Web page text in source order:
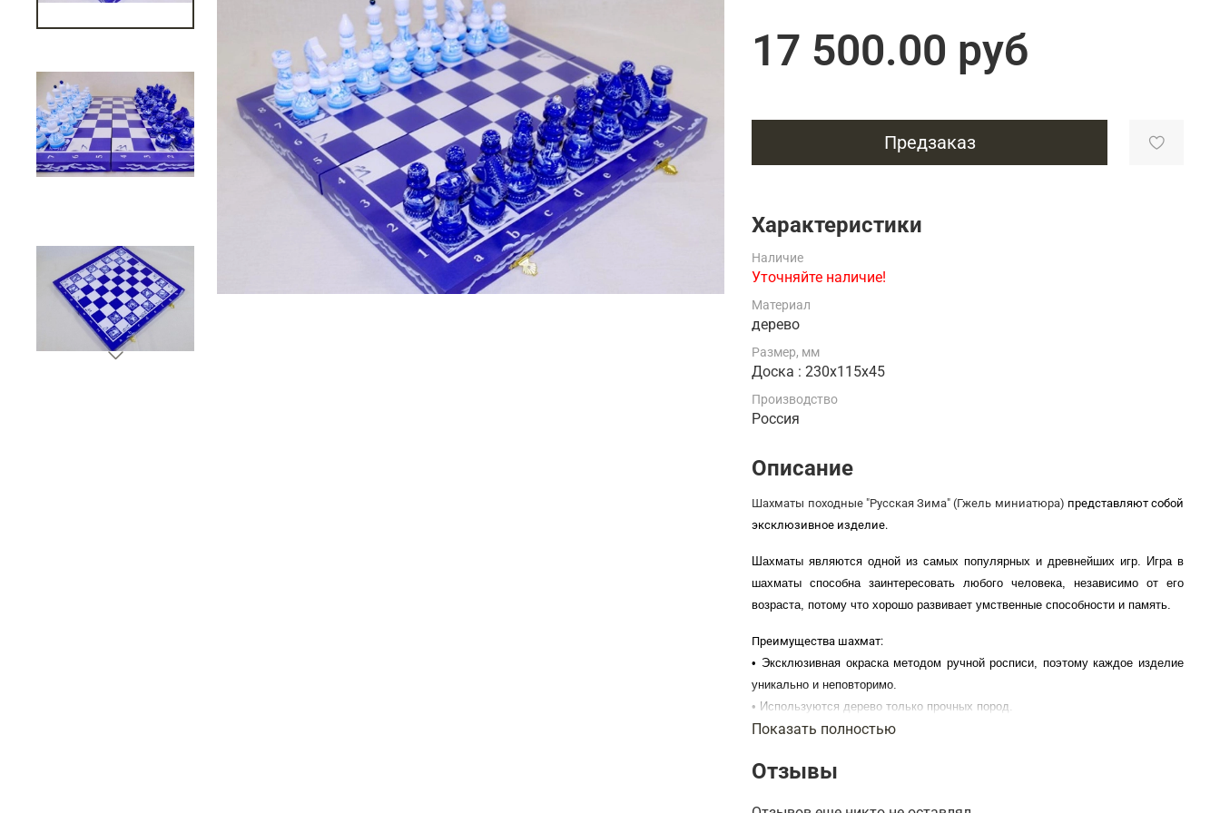
Подарки банковскому работнику
Подарки брокеру
Подарки директору/руководителю
Подарки страховщику
Подарки строителю
Подарки учителю
17 500.00 руб
Предзаказ
Характеристики
Наличие
Уточняйте наличие!
Материал
дерево
Размер, мм
Доска : 230х115х45
Производство
Россия
Описание
Шахматы походные "Русская Зима" (Гжель миниатюра) представляют собой
эксклюзивное изделие.
Шахматы являются одной из самых популярных и древнейших игр. Игра в
шахматы способна заинтересовать любого человека, независимо от его
возраста, потому что хорошо развивает умственные способности и память.
Преимущества шахмат:
• Эксклюзивная окраска методом ручной росписи, поэтому каждое изделие
уникально и неповторимо.
• Используются дерево только прочных пород.
• Надежное лакокрасочное покрытие, устойчивое к механическим
• Срок эксплуатации, более 50 лет.
Размеры: 230х115х45мм
Показать полностью
Отзывы